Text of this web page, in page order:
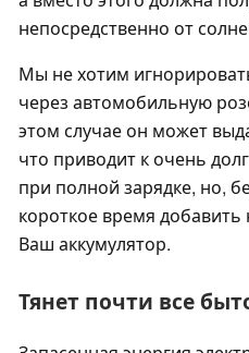
непосредственно от
Мы не хотим
через автомобильную
этом случае он может
что приводит к очень
при полной зарядке, но,
короткое время
Ваш аккумулятор.
Тянет почти все